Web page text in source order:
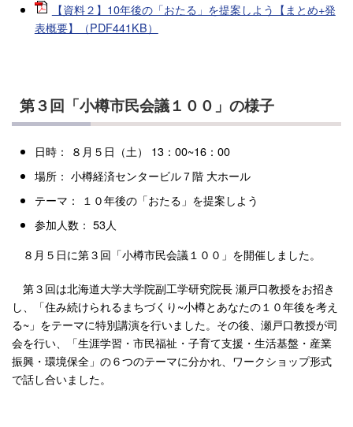
【資料２】10年後の「おたる」を提案しよう【まとめ+発
表概要】（PDF441KB）
第３回「小樽市民会議１００」の様子
日時： ８月５日（土） 13：00~16：00
場所： 小樽経済センタービル７階 大ホール
テーマ： １０年後の「おたる」を提案しよう
参加人数： 53人
８月５日に第３回「小樽市民会議１００」を開催しました。
第３回は北海道大学大学院副工学研究院長 瀬戸口教授をお招き
し、「住み続けられるまちづくり~小樽とあなたの１０年後を考え
る~」をテーマに特別講演を行いました。その後、瀬戸口教授が司
会を行い、「生涯学習・市民福祉・子育て支援・生活基盤・産業
振興・環境保全」の６つのテーマに分かれ、ワークショップ形式
で話し合いました。